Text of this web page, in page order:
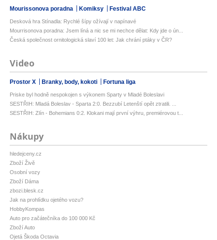
Mourissonova poradna Komiksy Festival ABC
Desková hra Stínadla: Rychlé šípy ožívají v napínavé
Mourrisonova poradna: Jsem líná a nic se mi nechce dělat: Kdy jde o ún...
Česká společnost ornitologická slaví 100 let: Jak chrání ptáky v ČR?
Video
Prostor X Branky, body, kokoti Fortuna liga
Priske byl hodně nespokojen s výkonem Sparty v Mladé Boleslavi
SESTŘIH: Mladá Boleslav - Sparta 2:0. Bezzubí Letenští opět ztratili. ...
SESTŘIH: Zlín - Bohemians 0:2. Klokani mají první výhru, premiérovou t...
Nákupy
hledejceny.cz
Zboží Živě
Osobní vozy
Zboží Dáma
zbozi.blesk.cz
Jak na prohlídku ojetého vozu?
HobbyKompas
Auto pro začátečníka do 100 000 Kč
Zboží Auto
Ojetá Škoda Octavia